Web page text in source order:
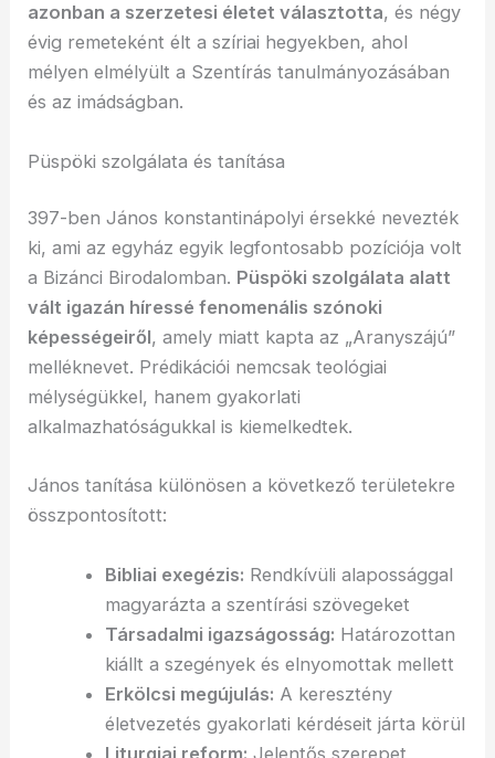
azonban a szerzetesi életet választotta, és négy
évig remeteként élt a szíriai hegyekben, ahol
mélyen elmélyült a Szentírás tanulmányozásában
és az imádságban.
Püspöki szolgálata és tanítása
397-ben János konstantinápolyi érsekké nevezték
ki, ami az egyház egyik legfontosabb pozíciója volt
a Bizánci Birodalomban. Püspöki szolgálata alatt
vált igazán híressé fenomenális szónoki
képességeiről, amely miatt kapta az „Aranyszájú”
melléknevet. Prédikációi nemcsak teológiai
mélységükkel, hanem gyakorlati
alkalmazhatóságukkal is kiemelkedtek.
János tanítása különösen a következő területekre
összpontosított:
Bibliai exegézis: Rendkívüli alapossággal
magyarázta a szentírási szövegeket
Társadalmi igazságosság: Határozottan
kiállt a szegények és elnyomottak mellett
Erkölcsi megújulás: A keresztény
életvezetés gyakorlati kérdéseit járta körül
Liturgiai reform: Jelentős szerepet